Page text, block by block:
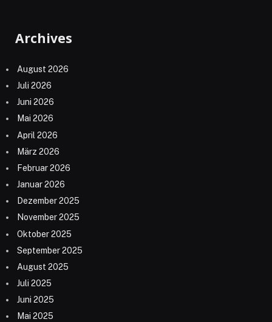
Archives
August 2026
Juli 2026
Juni 2026
Mai 2026
April 2026
März 2026
Februar 2026
Januar 2026
Dezember 2025
November 2025
Oktober 2025
September 2025
August 2025
Juli 2025
Juni 2025
Mai 2025